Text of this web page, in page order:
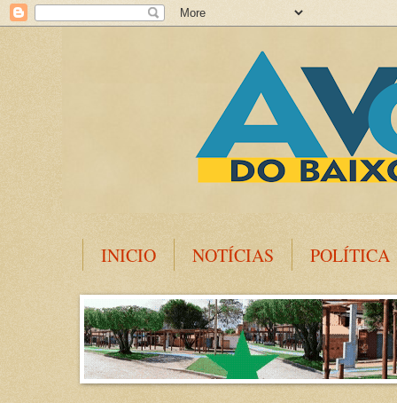
INICIO NOTÍCIAS POLÍTICA